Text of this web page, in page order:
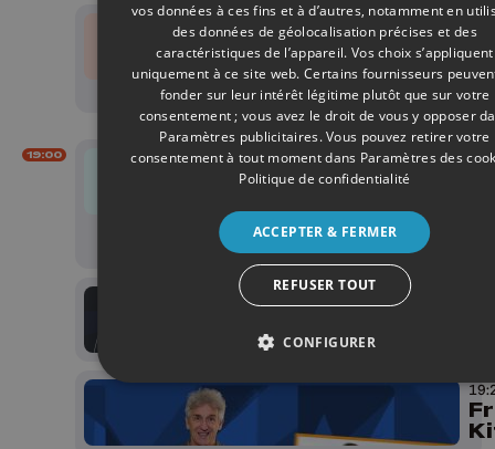
-
19:00
vos données à ces fins et à d’autres, notamment en
des données de géolocalisation précises et des
caractéristiques de l’appareil. Vos choix s’appliquent
uniquement à ce site web. Certains fournisseurs
fonder sur leur intérêt légitime plutôt que sur votre
consentement ; vous avez le droit de vous y opposer
Paramètres publicitaires. Vous pouvez retirer votre
consentement à tout moment dans Paramètres des
Politique de confidentialité
ACCEPTER & FERMER
REFUSER TOUT
CONFIGURER